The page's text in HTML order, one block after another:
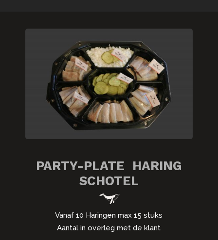
PARTY-PLATE HARING
SCHOTEL
Vanaf 10 Haringen max 15 stuks
Aantal in overleg met de klant